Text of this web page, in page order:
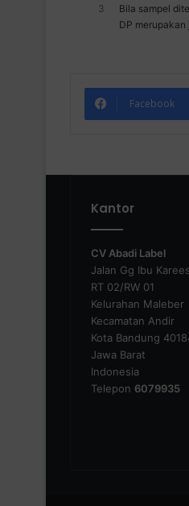
3
Bila sampel
DP
Facebook
Kantor
CV Abadi Label
Jalan Gg Ibu
RT 02/RW 01
Kelurahan Maleber
Kecamatan Andir
Kota Bandung
Jawa Barat
Indonesia
Telepon 6079935